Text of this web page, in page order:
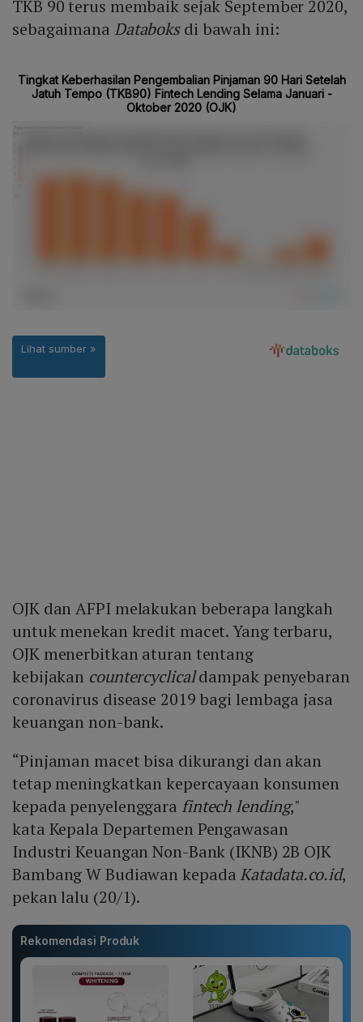
TKB 90 terus membaik sejak September 2020,
sebagaimana Databoksdi bawah ini:
OJK dan AFPI melakukan beberapa langkah
untuk menekan kredit macet. Yang terbaru,
OJK menerbitkan aturan tentang
kebijakan countercyclicaldampak penyebaran
coronavirus disease 2019 bagi lembaga jasa
keuangan non-bank.
“Pinjaman macet bisa dikurangi dan akan
tetap meningkatkan kepercayaan konsumen
kepada penyelenggara fintech lending,"
kata Kepala Departemen Pengawasan
Industri Keuangan Non-Bank (IKNB) 2B OJK
Bambang W Budiawan kepada Katadata.co.id,
pekan lalu (20/1).
Rekomendasi Produk